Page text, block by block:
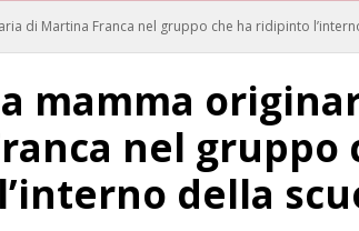
di Martina Franca nel gruppo che ha ridipinto
mamma
nel gruppo
della